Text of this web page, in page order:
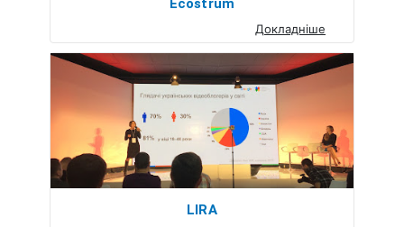
Ecostrum
Докладніше
LIRA